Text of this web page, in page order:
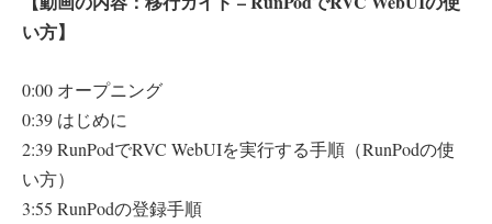
い方】
0:00 オープニング
0:39 はじめに
2:39 RunPodでRVC WebUIを実行する手順（RunPodの使
い方）
3:55 RunPodの登録手順